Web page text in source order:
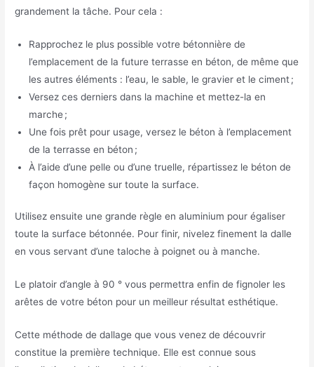
grandement la tâche. Pour cela :
Rapprochez le plus possible votre bétonnière de
l’emplacement de la future terrasse en béton, de même que
les autres éléments : l’eau, le sable, le gravier et le ciment ;
Versez ces derniers dans la machine et mettez-la en
marche ;
Une fois prêt pour usage, versez le béton à l’emplacement
de la terrasse en béton ;
À l’aide d’une pelle ou d’une truelle, répartissez le béton de
façon homogène sur toute la surface.
Utilisez ensuite une grande règle en aluminium pour égaliser
toute la surface bétonnée. Pour finir, nivelez finement la dalle
en vous servant d’une taloche à poignet ou à manche.
Le platoir d’angle à 90 ° vous permettra enfin de fignoler les
arêtes de votre béton pour un meilleur résultat esthétique.
Cette méthode de dallage que vous venez de découvrir
constitue la première technique. Elle est connue sous